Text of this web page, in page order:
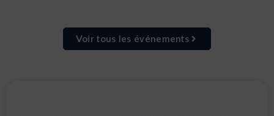
Voir tous les événements